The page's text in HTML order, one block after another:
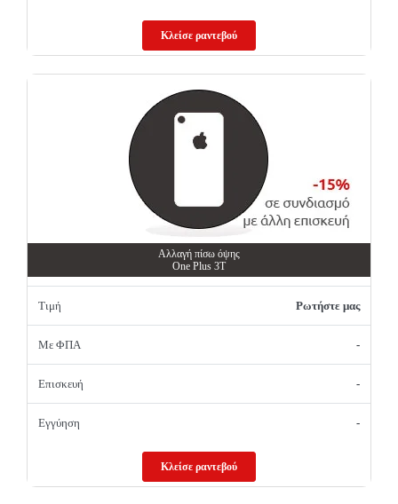
Κλείσε ραντεβού
Αλλαγή πίσω όψης
One Plus 3T
Τιμή Ρωτήστε μας
Με ΦΠΑ -
Επισκευή -
Εγγύηση -
Κλείσε ραντεβού